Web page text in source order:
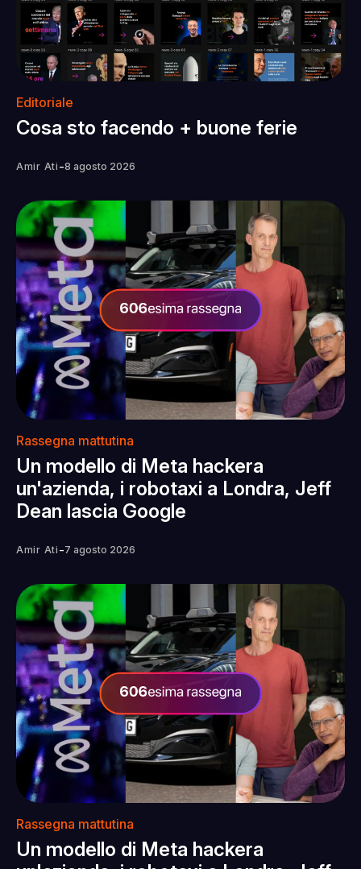
Editoriale
Cosa sto facendo + buone ferie
Amir Ati -8 agosto 2026
Rassegna mattutina
Un modello di Meta hackera
un'azienda, i robotaxi a Londra, Jeff
Dean lascia Google
Amir Ati -7 agosto 2026
Rassegna mattutina
Un modello di Meta hackera